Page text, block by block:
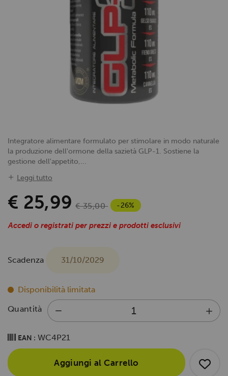
Integratore alimentare formulato per stimolare in modo naturale
la produzione dell'ormone della sazietà GLP-1. Sostiene la
gestione dell'appetito,...
Leggi tutto
€ 25,99 € 35,00 -26%
Accedi o registrati per prezzi e prodotti esclusivi
Scadenza 31/10/2029
Disponibilità limitata
Quantità
EAN : WC4P21
Aggiungi al Carrello